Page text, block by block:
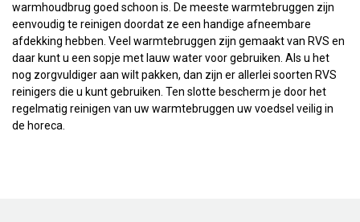
warmhoudbrug goed schoon is. De meeste warmtebruggen zijn
eenvoudig te reinigen doordat ze een handige afneembare
afdekking hebben. Veel warmtebruggen zijn gemaakt van RVS en
daar kunt u een sopje met lauw water voor gebruiken. Als u het
nog zorgvuldiger aan wilt pakken, dan zijn er allerlei soorten RVS
reinigers die u kunt gebruiken. Ten slotte bescherm je door het
regelmatig reinigen van uw warmtebruggen uw voedsel veilig in
de horeca.